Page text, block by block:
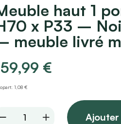
haut 1
x P33 –
meuble livré
€
1,08 €
Meuble
Ajouter